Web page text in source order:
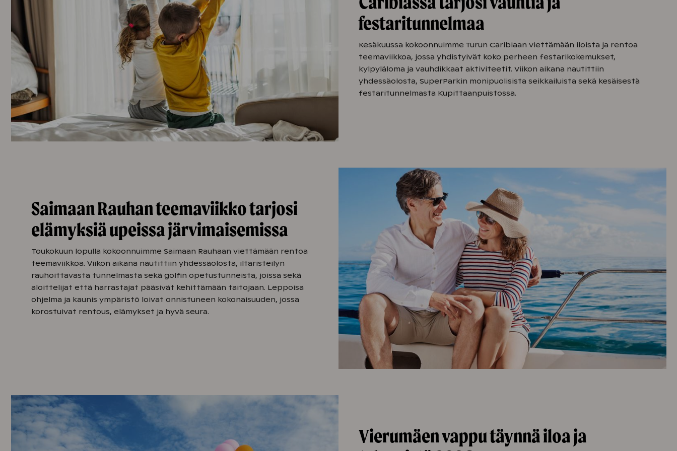
festaritunnelmaa
Kesäkuussa kokoonnuimme Turun Caribiaan viettämään iloista ja rentoa
teemaviikkoa, jossa yhdistyivät koko perheen festarikokemukset,
kylpyläloma ja vauhdikkaat aktiviteetit. Viikon aikana nautittiin
yhdessäolosta, SuperParkin monipuolisista seikkailuista sekä kesäisestä
festaritunnelmasta Kupittaanpuistossa.
Saimaan Rauhan teemaviikko tarjosi
elämyksiä upeissa järvimaisemissa
Toukokuun lopulla kokoonnuimme Saimaan Rauhaan viettämään rentoa
teemaviikkoa. Viikon aikana nautittiin yhdessäolosta, iltaristeilyn
rauhoittavasta tunnelmasta sekä golfin opetustunneista, joissa sekä
aloittelijat että harrastajat pääsivät kehittämään taitojaan. Leppoisa
ohjelma ja kaunis ympäristö loivat onnistuneen kokonaisuuden, jossa
korostuivat rentous, elämykset ja hyvä seura.
Vierumäen vappu täynnä iloa ja